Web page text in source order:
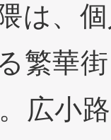
は、
繁華
広小